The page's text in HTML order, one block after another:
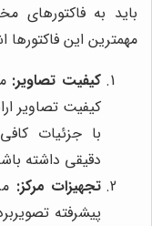
باید به فاکتورهای
مهمترین این فاکتورها
کیفیت تصاویر:
کیفیت تصاویر
با جزئیات
دقیقی داشته
تجهیزات مرکز:
پیشرفته